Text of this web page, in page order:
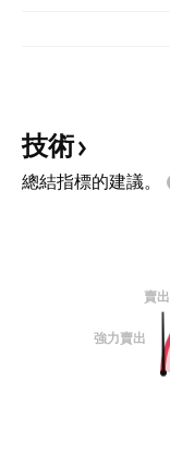
技術
總結指標的建議。
賣出
強力賣出